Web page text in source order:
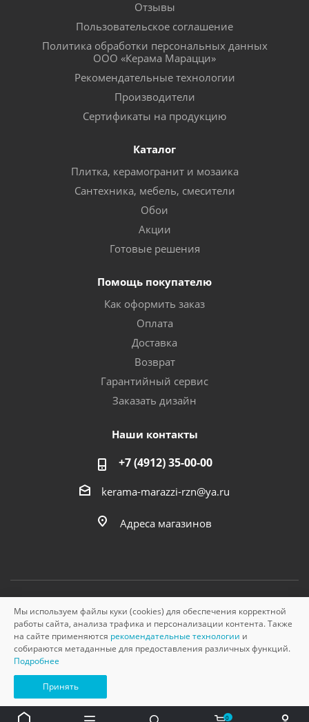
Отзывы
Пользовательское соглашение
Политика обработки персональных данных
ООО «Керама Марацци»
Рекомендательные технологии
Производители
Сертификаты на продукцию
Каталог
Плитка, керамогранит и мозаика
Сантехника, мебель, смесители
Обои
Акции
Готовые решения
Помощь покупателю
Как оформить заказ
Оплата
Доставка
Возврат
Гарантийный сервис
Заказать дизайн
Наши контакты
+7 (4912) 35-00-00
kerama-marazzi-rzn@ya.ru
Адреса магазинов
© «Керама Марацци», ОГРН 1145749000210, 2026
0
Мы используем файлы куки (cookies) для обеспечения корректной
работы сайта, анализа трафика и персонализации контента. Также
на сайте применяются рекомендательные технологии и
собираются метаданные для предоставления различных функций.
Подробнее
Принять